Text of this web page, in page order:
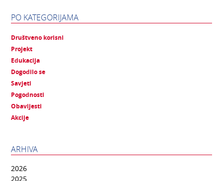
PO KATEGORIJAMA
Društveno korisni
Projekt
Edukacija
Dogodilo se
Savjeti
Pogodnosti
Obavijesti
Akcije
ARHIVA
2026
2025